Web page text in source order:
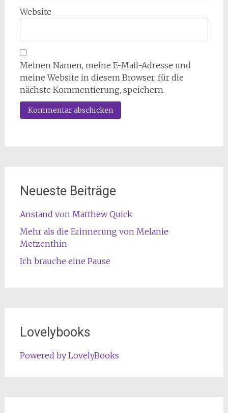
Website
Meinen Namen, meine E-Mail-Adresse und
meine Website in diesem Browser, für die
nächste Kommentierung, speichern.
Neueste Beiträge
Anstand von Matthew Quick
Mehr als die Erinnerung von Melanie
Metzenthin
Ich brauche eine Pause
Lovelybooks
Powered by LovelyBooks